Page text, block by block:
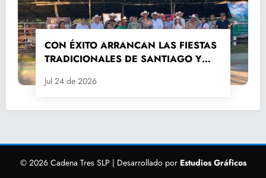
CON ÉXITO ARRANCAN LAS FIESTAS
TRADICIONALES DE SANTIAGO Y
Jul 24 de 2026
© 2026 Cadena Tres SLP | Desarrollado por Estudios Gráficos